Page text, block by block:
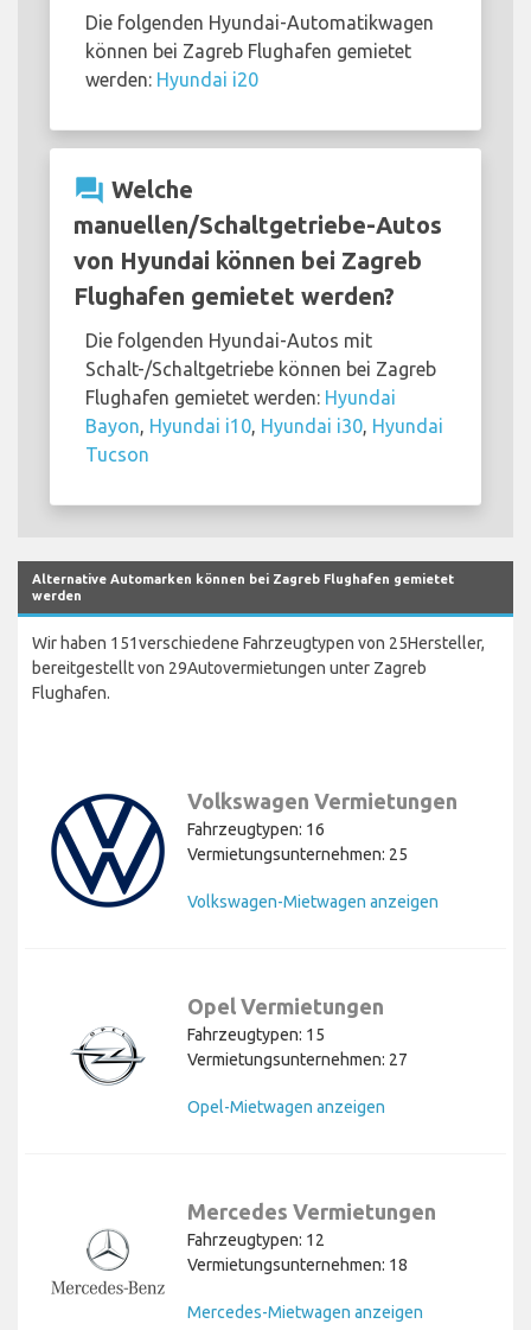
Die folgenden Hyundai-Automatikwagen
können bei Zagreb Flughafen gemietet
werden: Hyundai i20
question_answer Welche
manuellen/Schaltgetriebe-Autos
von Hyundai können bei Zagreb
Flughafen gemietet werden?
Die folgenden Hyundai-Autos mit
Schalt-/Schaltgetriebe können bei Zagreb
Flughafen gemietet werden: Hyundai
Bayon Hyundai i10 Hyundai i30 Hyundai
Tucson
Alternative Automarken können bei Zagreb Flughafen gemietet
werden
Wir haben 151verschiedene Fahrzeugtypen von 25Hersteller,
bereitgestellt von 29Autovermietungen unter Zagreb
Flughafen.
Volkswagen Vermietungen
Fahrzeugtypen: 16
Vermietungsunternehmen: 25
Volkswagen-Mietwagen anzeigen
Opel Vermietungen
Fahrzeugtypen: 15
Vermietungsunternehmen: 27
Opel-Mietwagen anzeigen
Mercedes Vermietungen
Fahrzeugtypen: 12
Vermietungsunternehmen: 18
Mercedes-Mietwagen anzeigen